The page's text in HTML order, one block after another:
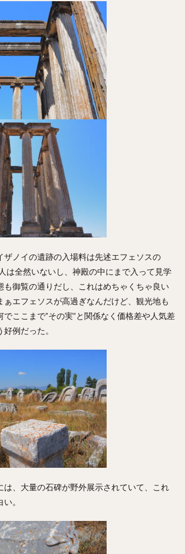
ザノイの遺跡の入場料は先述エフェソスの
は全然いないし、神殿の中にまで入って見学
も御覧の通りだし、これはめちゃくちゃ良い
ぁエフェソスが高過ぎなんだけど、観光地も
でここまで”その実”と関係なく価格差や人気差
例だった。
は、大量の石碑が野外展示されていて、これ
。